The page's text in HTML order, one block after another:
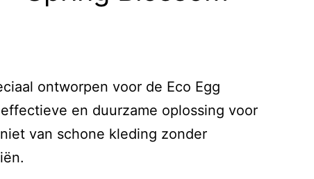
ontworpen voor de Eco Egg
en duurzame oplossing voor
van schone kleding zonder